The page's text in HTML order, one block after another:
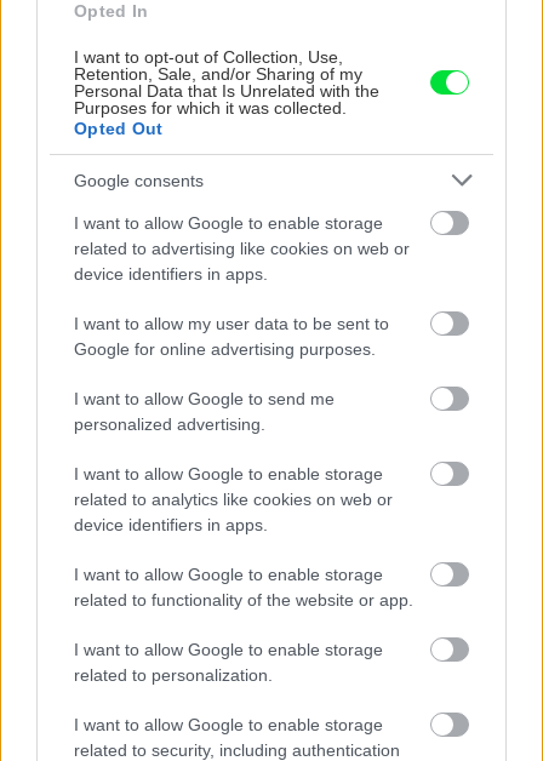
Opted In
I want to opt-out of Collection, Use,
Retention, Sale, and/or Sharing of my
Personal Data that Is Unrelated with the
Purposes for which it was collected.
Opted Out
Google consents
I want to allow Google to enable storage
related to advertising like cookies on web or
device identifiers in apps.
I want to allow my user data to be sent to
Google for online advertising purposes.
I want to allow Google to send me
personalized advertising.
I want to allow Google to enable storage
related to analytics like cookies on web or
device identifiers in apps.
I want to allow Google to enable storage
related to functionality of the website or app.
I want to allow Google to enable storage
related to personalization.
I want to allow Google to enable storage
related to security, including authentication
Na Morave prerobila
starú chalupu na
nepoznanie: Keď
že nie ste v Toskánsku
S motorovou pílou sa
dokáže aj podpísať.
montovaný domček v
duchu tradícií
Temné stránky chalúp:
skrytých chýb, ktoré
vás môžu nepríjemne
Žena, búracie kladivo a
vôňa dreva: Takáto
premena zrubu z roku